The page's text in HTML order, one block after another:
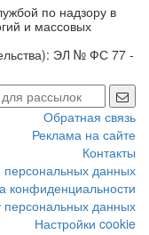
и массовых
ЭЛ № ФС 77 -
Обратная связь
Реклама на сайте
Контакты
персональных данных
конфиденциальности
персональных данных
Настройки cookie